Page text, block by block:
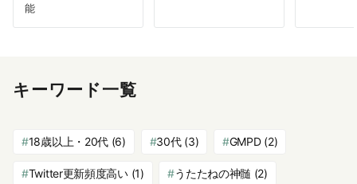
能
キーワード一覧
18歳以上・20代 (6) 30代(3) GMPD(2)
Twitter更新頻度高い(1) うたたねの神髄 (2)